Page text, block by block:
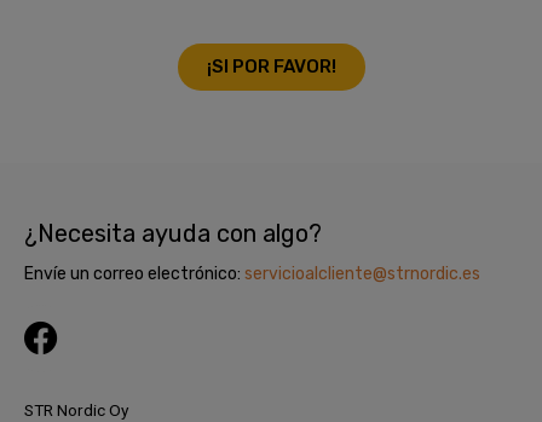
¡SI POR FAVOR!
¿Necesita ayuda con algo?
Envíe un correo electrónico: servicioalcliente@strnordic.es
F
c
STR Nordic Oy